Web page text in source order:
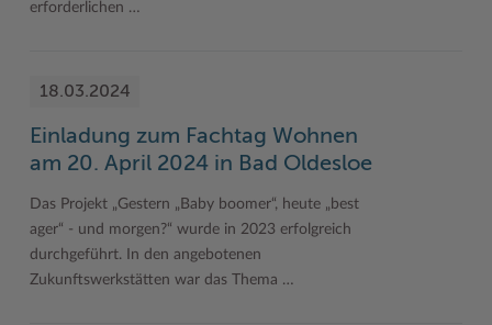
erforderlichen …
18.03.2024
Einladung zum Fachtag Wohnen
am 20. April 2024 in Bad Oldesloe
Das Projekt „Gestern „Baby boomer“, heute „best
ager“ - und morgen?“ wurde in 2023 erfolgreich
durchgeführt. In den angebotenen
Zukunftswerkstätten war das Thema …